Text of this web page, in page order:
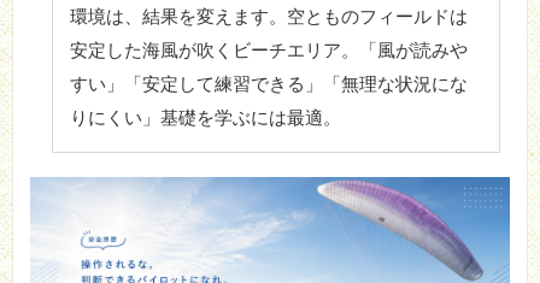
環境は、結果を変えます。空とものフィールドは
安定した海風が吹くビーチエリア。「風が読みや
すい」「安定して練習できる」「無理な状況にな
りにくい」基礎を学ぶには最適。